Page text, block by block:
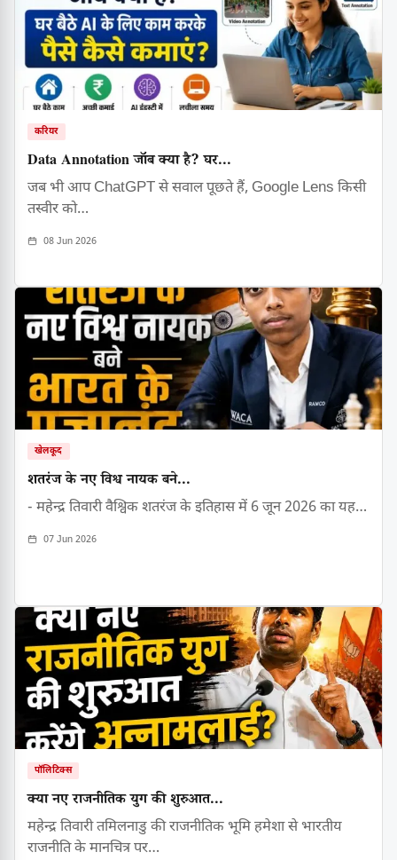
करियर
Data Annotation जॉब क्या है? घर...
जब भी आप ChatGPT से सवाल पूछते हैं, Google Lens किसी
तस्वीर को…
08 Jun 2026
खेलकूद
शतरंज के नए विश्व नायक बने...
- महेन्द्र तिवारी वैश्विक शतरंज के इतिहास में 6 जून 2026 का यह…
07 Jun 2026
पॉलिटिक्स
क्या नए राजनीतिक युग की शुरुआत...
महेन्द्र तिवारी तमिलनाडु की राजनीतिक भूमि हमेशा से भारतीय
राजनीति के मानचित्र पर…